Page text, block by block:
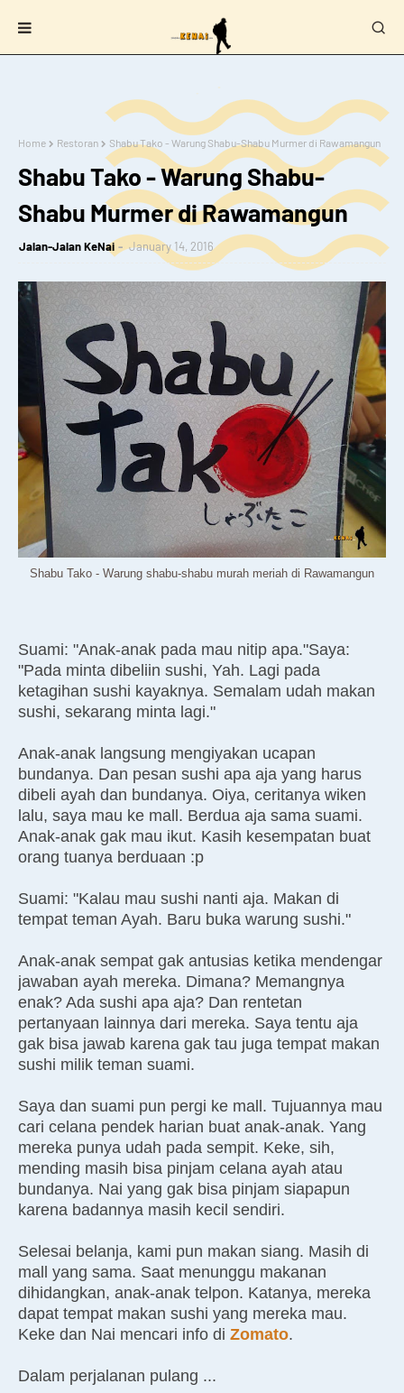
Home Restoran Shabu Tako - Warung Shabu-Shabu Murmer di Rawamangun
Shabu Tako - Warung Shabu-
Shabu Murmer di Rawamangun
Jalan-Jalan KeNai January 14, 2016
Shabu Tako - Warung shabu-shabu murah meriah di Rawamangun
Suami: "Anak-anak pada mau nitip apa."Saya:
"Pada minta dibeliin sushi, Yah. Lagi pada
ketagihan sushi kayaknya. Semalam udah makan
sushi, sekarang minta lagi."
Anak-anak langsung mengiyakan ucapan
bundanya. Dan pesan sushi apa aja yang harus
dibeli ayah dan bundanya. Oiya, ceritanya wiken
lalu, saya mau ke mall. Berdua aja sama suami.
Anak-anak gak mau ikut. Kasih kesempatan buat
orang tuanya berduaan :p
Suami: "Kalau mau sushi nanti aja. Makan di
tempat teman Ayah. Baru buka warung sushi."
Anak-anak sempat gak antusias ketika mendengar
jawaban ayah mereka. Dimana? Memangnya
enak? Ada sushi apa aja? Dan rentetan
pertanyaan lainnya dari mereka. Saya tentu aja
gak bisa jawab karena gak tau juga tempat makan
sushi milik teman suami.
Saya dan suami pun pergi ke mall. Tujuannya mau
cari celana pendek harian buat anak-anak. Yang
mereka punya udah pada sempit. Keke, sih,
mending masih bisa pinjam celana ayah atau
bundanya. Nai yang gak bisa pinjam siapapun
karena badannya masih kecil sendiri.
Selesai belanja, kami pun makan siang. Masih di
mall yang sama. Saat menunggu makanan
dihidangkan, anak-anak telpon. Katanya, mereka
dapat tempat makan sushi yang mereka mau.
Keke dan Nai mencari info di Zomato.
Dalam perjalanan pulang ...